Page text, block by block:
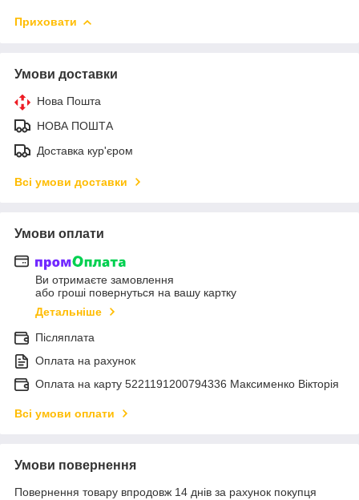
Приховати
Умови доставки
Нова Пошта
НОВА ПОШТА
Доставка кур'єром
Всі умови доставки
Умови оплати
Ви отримаєте замовлення
або гроші повернуться на вашу картку
Детальніше
Післяплата
Оплата на рахунок
Оплата на карту 5221191200794336 Максименко Вікторія
Всі умови оплати
Умови повернення
Повернення товару впродовж 14 днів за рахунок покупця